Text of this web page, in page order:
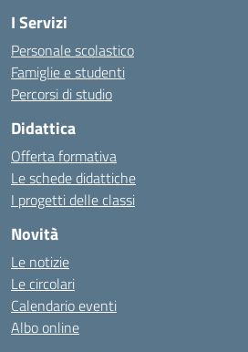
I Servizi
Personale scolastico
Famiglie e studenti
Percorsi di studio
Didattica
Offerta formativa
Le schede didattiche
I progetti delle classi
Novità
Le notizie
Le circolari
Calendario eventi
Albo online